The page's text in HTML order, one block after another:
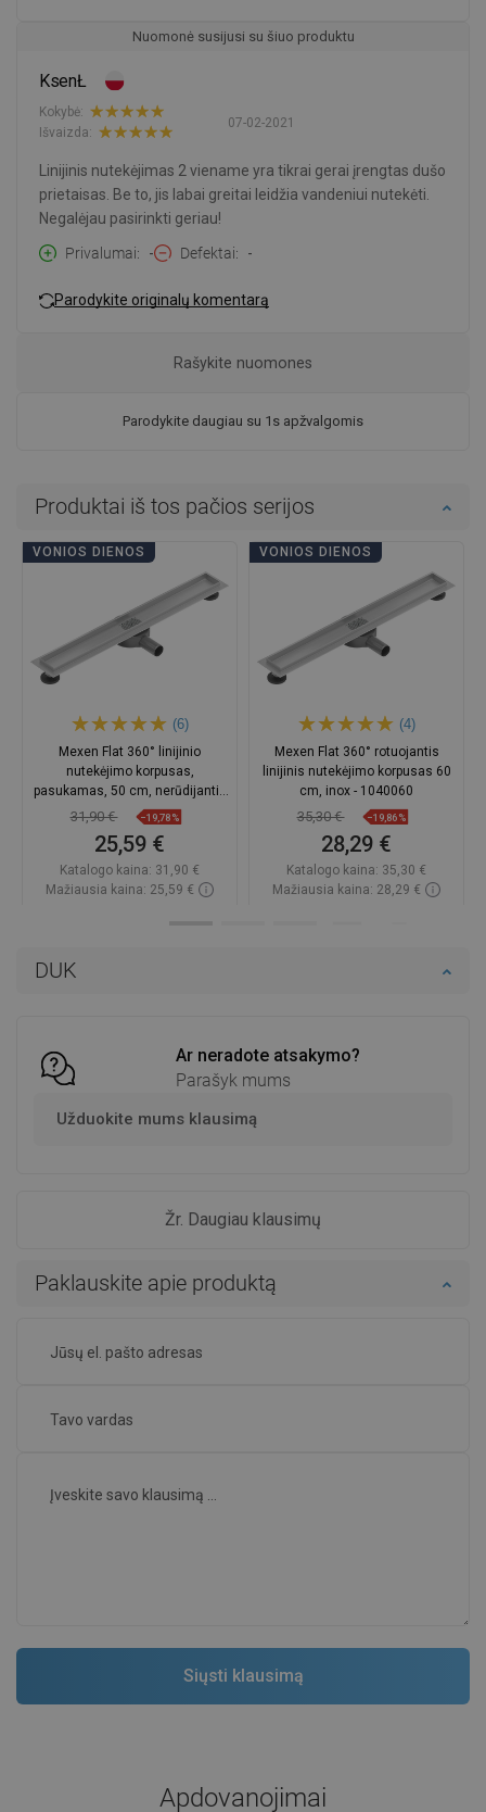
DUK
Ar neradote atsakymo?
Parašyk mums
Užduokite mums klausimą
Žr. Daugiau klausimų
Nuomonė susijusi su šiuo produktu
KsenŁ
07-02-2021
Kokybė:
Išvaizda:
Linijinis nutekėjimas 2 viename yra tikrai gerai įrengtas dušo
prietaisas. Be to, jis labai greitai leidžia vandeniui nutekėti.
Negalėjau pasirinkti geriau!
Privalumai
- Defektai -
Parodykite originalų komentarą
Parodykite daugiau su 1s apžvalgomis
Rašykite nuomones
Paklauskite apie produktą
Produktai iš tos pačios serijos
VONIOS DIENOS
(6)
Mexen Flat 360° linijinio
nutekėjimo korpusas,
pasukamas, 50 cm, nerūdijantis
plienas - 1040050
31,90 € −19,78%
25,59 €
Katalogo kaina: 31,90 €
Mažiausia kaina: 25,59 €
VONIOS DIENOS
(4)
Mexen Flat 360° rotuojantis
linijinis nutekėjimo korpusas 60
cm, inox - 1040060
35,30 € −19,86%
28,29 €
Katalogo kaina: 35,30 €
Mažiausia kaina: 28,29 €
Apdovanojimai